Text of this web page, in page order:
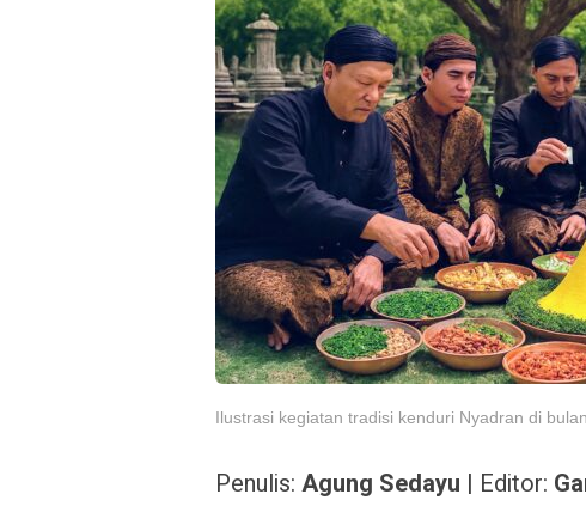
Ilustrasi kegiatan tradisi kenduri Nyadran di
Penulis: Agung Sedayu | Editor: